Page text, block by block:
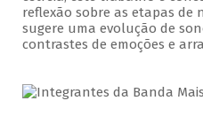
reflexão sobre as etapas de
sugere uma evolução de
contrastes de emoções e